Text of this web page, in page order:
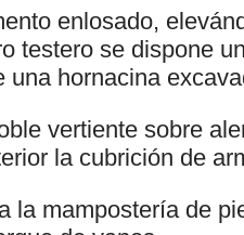
enlosado,
testero se dispone
una hornacina
vertiente sobre
la cubrición de
la mampostería de